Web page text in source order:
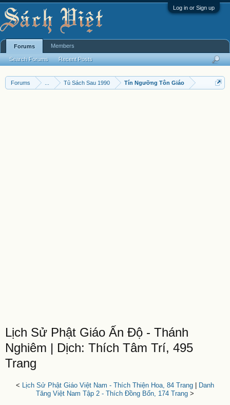
Log in or Sign up
Forums Tủ Sách Sau 1990 Tín Ngưỡng Tôn Giáo
Lịch Sử Phật Giáo Ấn Độ - Thánh
Nghiêm | Dịch: Thích Tâm Trí, 495
Trang
< Lịch Sử Phật Giáo Việt Nam - Thích Thiện Hoa, 84 Trang
Danh
Tăng Việt Nam Tập 2 - Thích Đồng Bổn, 174 Trang >
Forums
Search Forums Recent Posts
Members